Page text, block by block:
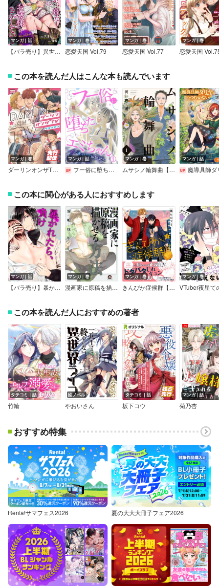
マンガ｜話
【バラ売り】異世界から来た賢者様はお嫁様をさがしている 獣人の乙女は運命のつがいに愛されて
マンガ｜巻
恋愛天国 Vol.79
マンガ｜巻
恋愛天国 Vol.77
マンガ｜巻
恋愛天国
この本を読んだ人はこんな本も読んでいます
マンガ｜巻
ダーリンオンザTV【電子限定特典付き】
マンガ｜話
フー俗に堕ちたエミちゃん～私のキャバ嬢体験記～
マンガ｜巻
ムサシノ輪舞曲【電子限定特典付】
マンガ｜話
魔導具師ダリヤはうつむかない ～Dahliya Wilts No More～
この本に関心がある人におすすめします
マンガ｜話
【バラ売り】暴かれたら、負け
マンガ｜巻
漫画家に原稿を描かせる方法【電子限定かきおろし漫画付】
マンガ｜巻
きんぴか症候群【電子限定かきおろし付】
マンガ｜巻
この本を読んだ人におすすめの著者
タテコミ｜話
竹輪
絵ノベル
やおいさん
タテコミ｜話
坂下コウ
マンガ｜話
菊乃杏
おすすめ特集
Renta!サマフェス2026 夏の大大大冊子フェア2026